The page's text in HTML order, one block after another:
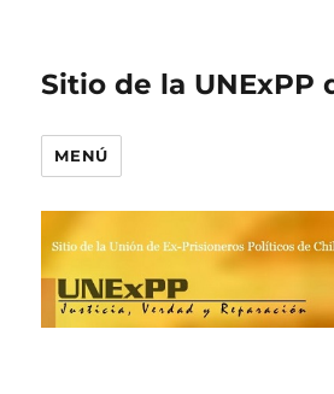
Sitio de la UNExPP
MENÚ